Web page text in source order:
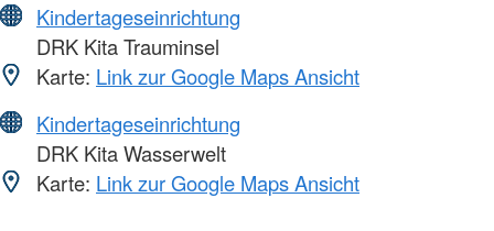
Kindertageseinrichtung
DRK Kita Trauminsel
Karte: Link zur Google Maps Ansicht
Kindertageseinrichtung
DRK Kita Wasserwelt
Karte: Link zur Google Maps Ansicht